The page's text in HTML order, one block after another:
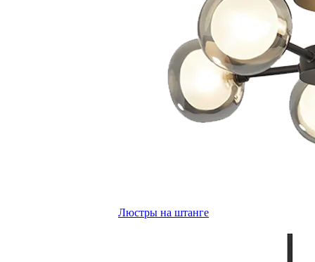
Люстры на штанге